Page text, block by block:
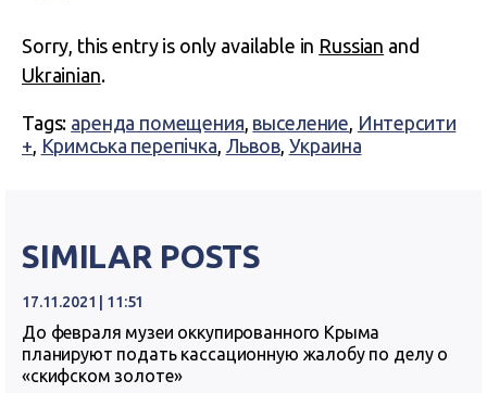
Sorry, this entry is only available in Russian and
Ukrainian.
Tags: аренда помещения, выселение, Интерсити
+, Кримська перепічка, Львов, Украина
SIMILAR POSTS
17.11.2021 | 11:51
До февраля музеи оккупированного Крыма
планируют подать кассационную жалобу по делу о
«скифском золоте»